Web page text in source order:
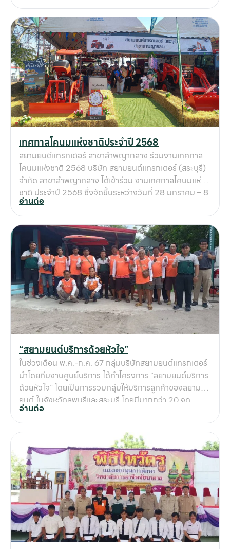
และลดการเผา ลดฝุ่น pm2.5 สนใจสินค้าคูโบต้า สอบถาม
เพิ่มเติม ได้ที่ 061-1217777 ลพบุรี / 065-4945555
สระบุรี
เทศกาลโคนมแห่งชาติประจำปี 2568
สยามยนต์แทรกเตอร์ สาขาลำพญากลาง ร่วมงานเทศกาล
โคนมแห่งชาติ 2568 บริษัท สยามยนต์แทรกเตอร์ (สระบุรี)
จำกัด สาขาลำพญากลาง ได้เข้าร่วม งานเทศกาลโคนมแห่ง
ชาติ ประจำปี 2568 ซึ่งจัดขึ้นระหว่างวันที่ 28 มกราคม – 8
กุมภาพันธ์ 2568 ณ เชิงเขาตาแป้น (ฟาร์มโคนมไทย-
เดนมาร์ค) อำเภอมวกเหล็ก จังหวัดสระบุรี ภายในงาน
บริษัทฯ ได้นำ เครื่องจักรกลการเกษตร ที่ตอบโจทย์การทำ
ฟาร์มโคนมมาจัดแสดง เพื่อช่วยให้เกษตรกรสามารถจัดการ
งานฟาร์มได้อย่างมีประสิทธิภาพมากขึ้น ลดต้นทุน ลดเวลา
และเพิ่มคุณภาพน้ำนมดิบ อาทิ นอกจากนี้ ทีมงานของสยาม
ยนต์แทรกเตอร์ยังได้ให้คำแนะนำเกี่ยวกับการใช้งาน
เครื่องจักร พร้อมให้คำปรึกษาเกี่ยวกับแนวทางการบริหาร
จัดการฟาร์มโคนมอย่างมีประสิทธิภาพ การเข้าร่วมงานใน
ครั้งนี้ถือเป็นส่วนหนึ่งของความมุ่งมั่นของบริษัทฯ ในการ
สนับสนุนภาคเกษตรกรรมและส่งเสริมให้เกษตรกรไทยมี
เครื่องมือที่ช่วยเพิ่มผลผลิตได้อย่างยั่งยืน
อ่านต่อ
“สยามยนต์บริการด้วยหัวใจ”
ในช่วงเดือน พ.ค.-ก.ค. 67 กลุ่มบริษัทสยามยนต์แทรกเตอร์
นำโดยทีมงานศูนย์บริการ ได้ทำโครงการ “สยามยนต์บริการ
ด้วยหัวใจ” โดยเป็นการรวมกลุ่มให้บริการลูกค้าของสยาม
ยนต์ ในจังหวัดลพบุรีและสระบุรี โดยมีมากกว่า 20 จุด
ภายในกิจกรรมมีการให้บริการตรวจเช็ค เปลี่ยนถ่าย ซ่อม
บำรุง พร้อมทั้งแนะนำ การดูแลบำรุงรักษารถแทรกเตอร์ ให้
ลูกค้าใช้งานได้อย่างคุ้มค่า ปลอดภัย ยืดอายุการใช้งาน และ
เตรียมความพร้อมก่อนทำนา ทำไร่ ช่วยให้ประหยัดมากขึ้น
โดยลูกค้าที่นำรถเข้าร่วมโครงการ จะได้รับสิทธิประโยชน์
มากมาย อาทิเช่น ฟรีค่าบริการ (ค่าแรง ,ค่ารถ) มีส่วนลด
อะไหล่ มอบของชำร่วย และเลี้ยงอาหาร เครื่องดื่ม ฟรีตลอด
งาน พบกับงานบริการดีๆ แบบนี้กับกลุ่มบริษัทสยามยนต์
สนใจเข้าร่วมโครงการหรือใช้สิทธิ์ของท่าน สอบถามเพิ่มเติม
โทร.(061)121-7777
อ่านต่อ
บ
เ
กั
ติ